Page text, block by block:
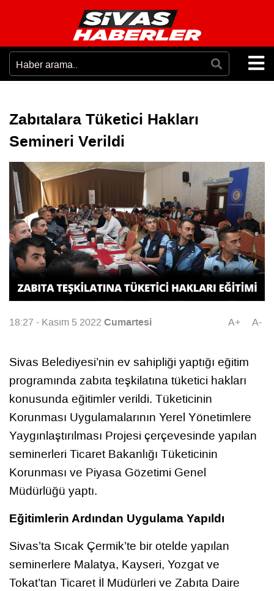
Zabıtalara Tüketici Hakları
Semineri Verildi
18:27 - Kasım 5 2022 Cumartesi A+ A-
Sivas Belediyesi’nin ev sahipliği yaptığı eğitim
programında zabıta teşkilatına tüketici hakları
konusunda eğitimler verildi. Tüketicinin
Korunması Uygulamalarının Yerel Yönetimlere
Yaygınlaştırılması Projesi çerçevesinde yapılan
seminerleri Ticaret Bakanlığı Tüketicinin
Korunması ve Piyasa Gözetimi Genel
Müdürlüğü yaptı.
Eğitimlerin Ardından Uygulama Yapıldı
Sivas’ta Sıcak Çermik’te bir otelde yapılan
seminerlere Malatya, Kayseri, Yozgat ve
Tokat’tan Ticaret İl Müdürleri ve Zabıta Daire